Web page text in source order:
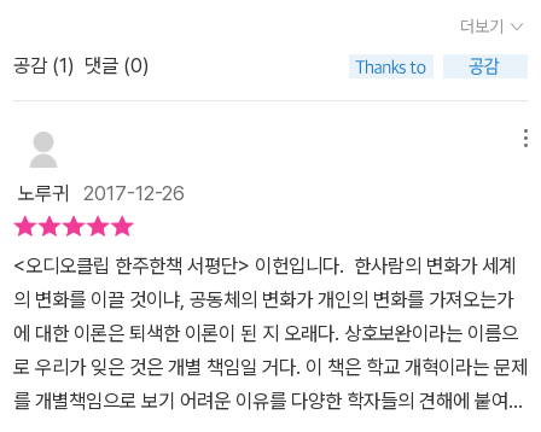
육개혁이 실패하는 주요 원인 중 하나가‘개혁가의 잘못된 가설과 강
육감, 교육장, 교장 등이 다 포함된다. 그동안 한국 교육개혁의 수많은
은 개혁에 대한 의지가 강하다. 그들은 가설의 신뢰성, 정확성, 실현가
능성에 대한 면밀한 검토도 없이 밀어붙이는 경향이 있다. 교육의 변
화 원리를 잘 모르면서 의지만 강하면 재앙으로 이어진다. 개혁가의
순히 새로운 정책의 도입을 결정하고 예산을 배정하며 법제화하는 일
이 아니라 학교의 문화를 바꾸는 일이라는 저자의 말에도 깊이 공감
한다. 그는 학교문화를 바꾸는 방법을 구체적으로 소개하고 있으며,
다. 변화를 선도할 주체는 교사이지 비판의 대상이 아니다. 실행에 문
제가 생겼다면 “변화의 도입 방식이며, 특히 교사들이 더욱 깊이 있는
질문을 하고 지속적인 학습으로 나아갈 수 있도록 하는 기회”(60쪽)
를 제공하지 못했던 탓이다. 추진되는 변화가 가치 있다고 믿을 이유
가 없고 인센티브도 없다면 변화의 대가는 클 수밖에 없고 변화 자체
는 미미할 수밖에 없다. 변화에 대한 다면적인 이해와 심층적인 실행
이 변화에 필수적이라는 신념이 필요하며, 이 신념은 공유되어야 한
다.학교개혁은 왜 실패했을까? “너무도 많은 개혁가들이 정답을 ‘알
고’ 있기 때문에 실패했다. 성공적인 변화의 실행자는 겸손해지는 법
을 배우게 된다. 성공이라는 것은 단순히 옳음에 관한 것이 아니라 옳
고 그른 것에 대해 다양한 의견을 지닌 집단과 개인의 참여를 이끌어
내는 것이다(80쪽).” 2장은 특히 교육부장관이나 교육감, 정책입안
는 상황에 처해있다. 모든 것이 언젠가는 바뀌어야한다. 사람이든 동
물이든 식물이든 시간이 지나감에 따라 변화가 일어나듯 사람이 이루
모도, 지자체 역시 누구하나 손을 뻗어서 하기엔 참 지루하고 어렵고
불만이 일어나기 마련이다. 이 책은 그러한 교육개혁이 어떻게 그간
이루어져 왔고 어떤 실패들이 있었고 왜 실패가 일어나는 지를 하나
하나 분석한다. 현재상황을 분석하고 교육의 나아가야할 방향을 이야
기한다. 필자는 실행을 강조하는데, 이는 단지 현장에서의 변화를 신
봉하는 것이 아니라 변화를 실질적으로 성공시킬 수 있는 기술과 명
료함은 실행을 통해서만 개발되기 때문이다. 총 3장으로 구성된 책은
교육혁신의 최근 동향이나 개혁의 내용을 전반적으로 다루지 않고 교
구심이 많이 든다. 차라리 관련된 참고서적을 책 말미에 따로 부록식
으로 언급하는게 좋았을 것으로 생각된다. 너무 많은 저서와 연구의
언급의 연속으로 인하여 글의 전달력을 떨어뜨리고 문맥을 통하여 저
자가 말하고자 하는바를 Catch하기가 솔직하게 어려웠다.그러나 교
육계의 변혁에 국한되어지지 않고 현재 내가 속해 있는 조직의 변화
에 있어서도 Projection 해볼수 있는 좋은 책이라고 생각하고 읽었
다.1장에서는 교육변화에 대한 개략의 역사를 서술하고 있다. 뒤이어
서는 교육변화의 의미를 기술하고 있다. 2장에서는 변화와 관련된 주
관적, 객관적인 의미와 현실을...3장에서는 변화 프로세스에 대한 통
찰을 설명하고 있다. 도입-> 실행-> 지속의 변화 프로세스에 대한 상
세 설명과 린스타트업 모델에 대한 설명을 진행하는 4장을 지나 계획
이 실패하고 변화에 대응하는 방향에 대한 5장을 끝으로 제1부가 마
더보기
공감 (1) 댓글 (0)
노루귀 2017-12-26
<오디오클립 한주한책 서평단> 이헌입니다. 한사람의 변화가 세계
의 변화를 이끌 것이냐, 공동체의 변화가 개인의 변화를 가져오는가
에 대한 이론은 퇴색한 이론이 된 지 오래다. 상호보완이라는 이름으
로 우리가 잊은 것은 개별 책임일 거다. 이 책은 학교 개혁이라는 문제
를 개별책임으로 보기 어려운 이유를 다양한 학자들의 견해에 붙여